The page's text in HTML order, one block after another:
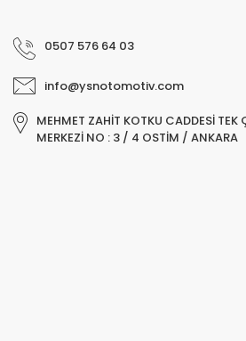
0507 576 64 03
info@ysnotomotiv.com
MEHMET ZAHİT KOTKU CADDESİ TEK
MERKEZİ NO : 3 / 4 OSTİM / ANKARA